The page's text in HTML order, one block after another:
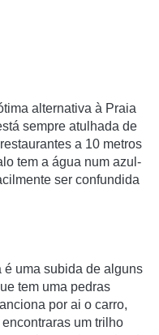
alternativa à Praia
sempre atulhada de
a 10 metros
tem a água num azul-
ser confundida
é uma subida de alguns
tem uma pedras
por ai o carro,
um trilho